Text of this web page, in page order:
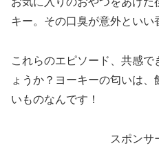
キー。その口臭が意外といい
これらのエピソード、共感
ょうか？ヨーキーの匂いは
いものなんです！
スポンサ